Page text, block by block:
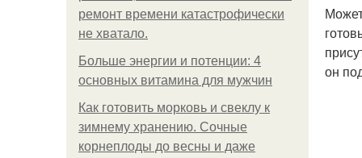
ремонт времени катастрофически
не хватало.
Больше энергии и потенции: 4
основных витамина для мужчин
Как готовить морковь и свеклу к
зимнему хранению. Сочные
корнеплоды до весны и даже
он